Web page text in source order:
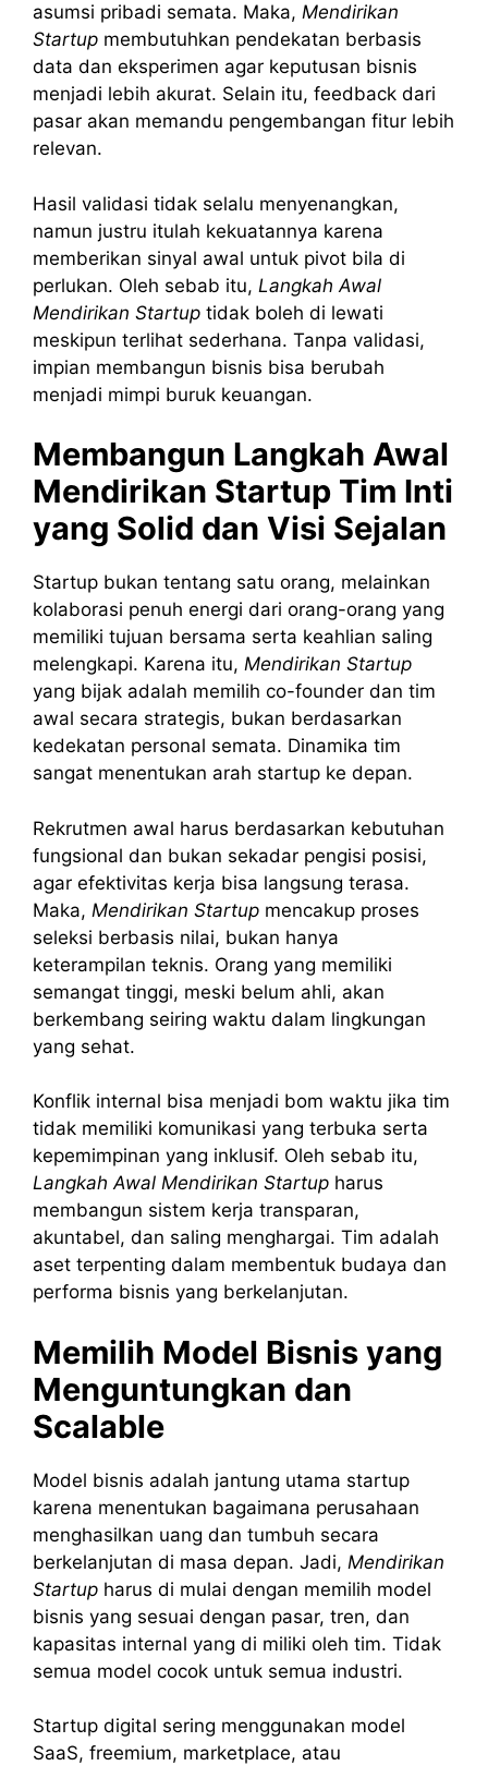
asumsi pribadi semata. Maka, Mendirikan
Startup membutuhkan pendekatan berbasis
data dan eksperimen agar keputusan bisnis
menjadi lebih akurat. Selain itu, feedback dari
pasar akan memandu pengembangan fitur lebih
relevan.
Hasil validasi tidak selalu menyenangkan,
namun justru itulah kekuatannya karena
memberikan sinyal awal untuk pivot bila di
perlukan. Oleh sebab itu, Langkah Awal
Mendirikan Startup tidak boleh di lewati
meskipun terlihat sederhana. Tanpa validasi,
impian membangun bisnis bisa berubah
menjadi mimpi buruk keuangan.
Membangun Langkah Awal
Mendirikan Startup Tim Inti
yang Solid dan Visi Sejalan
Startup bukan tentang satu orang, melainkan
kolaborasi penuh energi dari orang-orang yang
memiliki tujuan bersama serta keahlian saling
melengkapi. Karena itu, Mendirikan Startup
yang bijak adalah memilih co-founder dan tim
awal secara strategis, bukan berdasarkan
kedekatan personal semata. Dinamika tim
sangat menentukan arah startup ke depan.
Rekrutmen awal harus berdasarkan kebutuhan
fungsional dan bukan sekadar pengisi posisi,
agar efektivitas kerja bisa langsung terasa.
Maka, Mendirikan Startup mencakup proses
seleksi berbasis nilai, bukan hanya
keterampilan teknis. Orang yang memiliki
semangat tinggi, meski belum ahli, akan
berkembang seiring waktu dalam lingkungan
yang sehat.
Konflik internal bisa menjadi bom waktu jika tim
tidak memiliki komunikasi yang terbuka serta
kepemimpinan yang inklusif. Oleh sebab itu,
Langkah Awal Mendirikan Startup harus
membangun sistem kerja transparan,
akuntabel, dan saling menghargai. Tim adalah
aset terpenting dalam membentuk budaya dan
performa bisnis yang berkelanjutan.
Memilih Model Bisnis yang
Menguntungkan dan
Scalable
Model bisnis adalah jantung utama startup
karena menentukan bagaimana perusahaan
menghasilkan uang dan tumbuh secara
berkelanjutan di masa depan. Jadi, Mendirikan
Startup harus di mulai dengan memilih model
bisnis yang sesuai dengan pasar, tren, dan
kapasitas internal yang di miliki oleh tim. Tidak
semua model cocok untuk semua industri.
Startup digital sering menggunakan model
SaaS, freemium, marketplace, atau